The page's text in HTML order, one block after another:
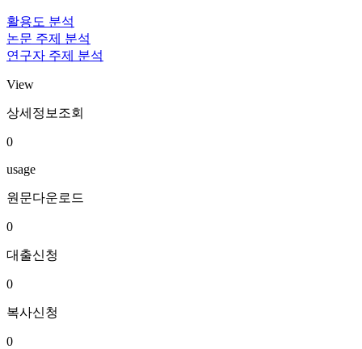
활용도 분석
논문 주제 분석
연구자 주제 분석
View
상세정보조회
0
usage
원문다운로드
0
대출신청
0
복사신청
0